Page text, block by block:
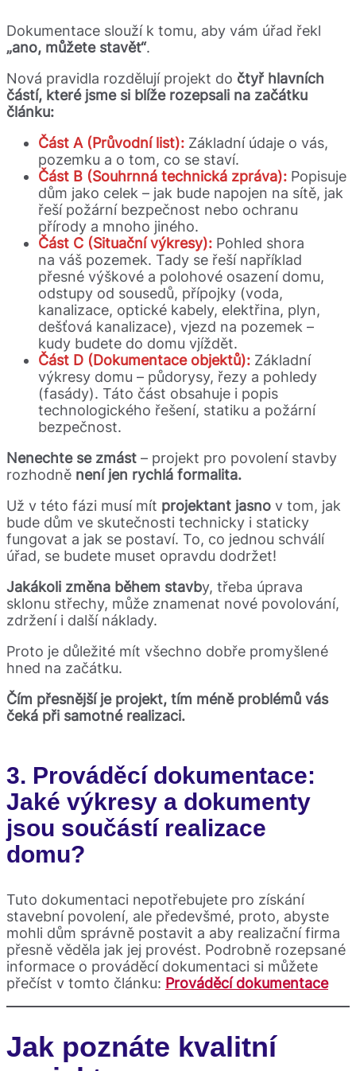
Dokumentace slouží k tomu, aby vám úřad řekl
„ano, můžete stavět“.
Nová pravidla rozdělují projekt do čtyř hlavních
částí, které jsme si blíže rozepsali na začátku
článku:
Část A (Průvodní list): Základní údaje o vás,
pozemku a o tom, co se staví.
Část B (Souhrnná technická zpráva): Popisuje
dům jako celek – jak bude napojen na sítě, jak
řeší požární bezpečnost nebo ochranu
přírody a mnoho jiného.
Část C (Situační výkresy): Pohled shora
na váš pozemek. Tady se řeší například
přesné výškové a polohové osazení domu,
odstupy od sousedů, přípojky (voda,
kanalizace, optické kabely, elektřina, plyn,
dešťová kanalizace), vjezd na pozemek –
kudy budete do domu vjíždět.
Část D (Dokumentace objektů): Základní
výkresy domu – půdorysy, řezy a pohledy
(fasády). Táto část obsahuje i popis
technologického řešení, statiku a požární
bezpečnost.
Nenechte se zmást – projekt pro povolení stavby
rozhodně není jen rychlá formalita.
Už v této fázi musí mít projektant jasno v tom, jak
bude dům ve skutečnosti technicky i staticky
fungovat a jak se postaví. To, co jednou schválí
úřad, se budete muset opravdu dodržet!
Jakákoli změna během stavby, třeba úprava
sklonu střechy, může znamenat nové povolování,
zdržení i další náklady.
Proto je důležité mít všechno dobře promyšlené
hned na začátku.
Čím přesnější je projekt, tím méně problémů vás
čeká při samotné realizaci.
3. Prováděcí dokumentace:
Jaké výkresy a dokumenty
jsou součástí realizace
domu?
Tuto dokumentaci nepotřebujete pro získání
stavební povolení, ale předevšmé, proto, abyste
mohli dům správně postavit a aby realizační firma
přesně věděla jak jej provést. Podrobně rozepsané
informace o prováděcí dokumentaci si můžete
přečíst v tomto článku: Prováděcí dokumentace
Jak poznáte kvalitní